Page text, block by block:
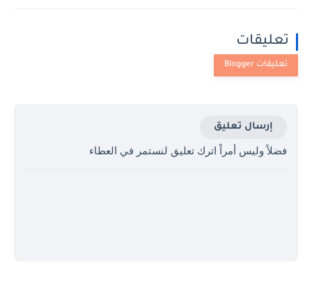
تعليقات
إرسال تعليق
فضلاً وليس أمراً اترك تعليق لنستمر في العطاء